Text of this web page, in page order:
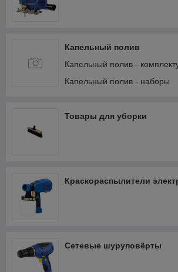
Капельный полив
Капельный полив -
Капельный полив - наборы
Товары для уборки
Краскораспылители
Сетевые шуруповёрты